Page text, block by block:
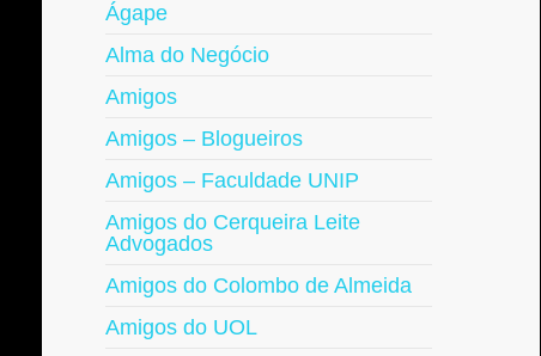
Ágape
Alma do Negócio
Amigos
Amigos – Blogueiros
Amigos – Faculdade UNIP
Amigos do Cerqueira Leite
Advogados
Amigos do Colombo de Almeida
Amigos do UOL